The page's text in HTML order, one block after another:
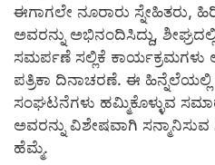
ಈಗಾಗಲೇ ನೂರಾರು ಸ್ನೇಹಿತರು,
ಅವರನ್ನು ಅಭಿನಂದಿಸಿದ್ದು,
ಸಮರ್ಪಣೆ ಸಲ್ಲಿಕೆ ಕಾರ್ಯಕ್ರಮಗಳು
ಪತ್ರಿಕಾ ದಿನಾಚರಣೆ. ಈ
ಸಂಘಟನೆಗಳು ಹಮ್ಮಿಕೊಳ್ಳುವ
ಅವರನ್ನು ವಿಶೇಷವಾಗಿ
ಹೆಮ್ಮೆ.